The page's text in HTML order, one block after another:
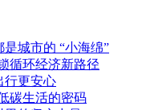
城市的 “小海绵”
循环经济新路径
行更安心
碳生活的密码